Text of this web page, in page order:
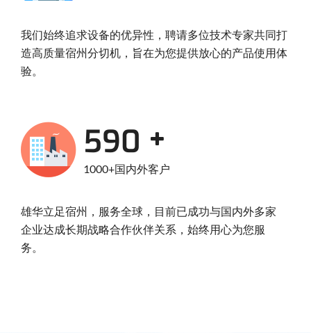
我们始终追求设备的优异性，聘请多位技术专家共同打
造高质量宿州分切机，旨在为您提供放心的产品使用体
验。
960
1000+国内外客户
雄华立足宿州，服务全球，目前已成功与国内外多家
企业达成长期战略合作伙伴关系，始终用心为您服
务。